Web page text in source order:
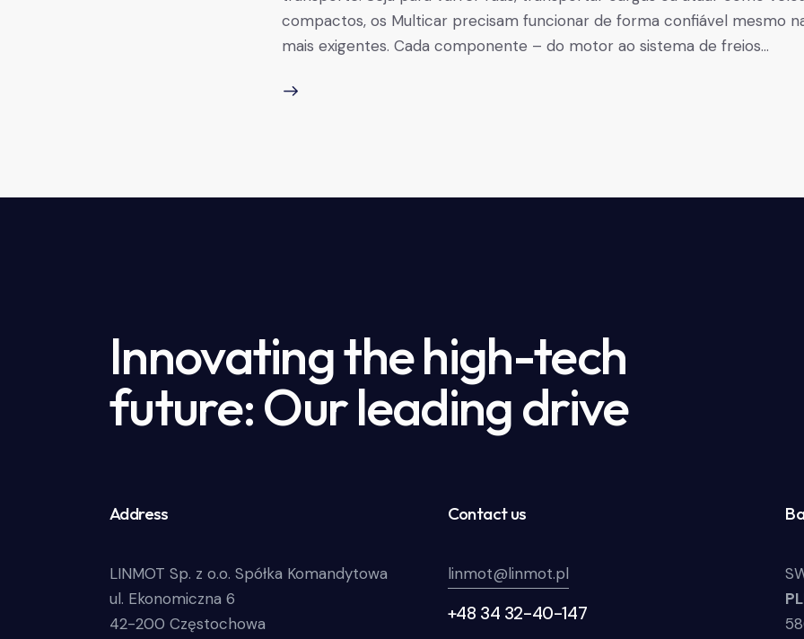
compactos, os Multicar precisam funcionar de forma confiável mesmo
mais exigentes. Cada componente – do motor ao sistema de freios…
Innovating the high-tech
future: Our leading drive
Address
LINMOT Sp. z o.o. Spółka Komandytowa
ul. Ekonomiczna 6
42-200 Częstochowa
Contact us
linmot@linmot.pl
+48 34 32-40-147